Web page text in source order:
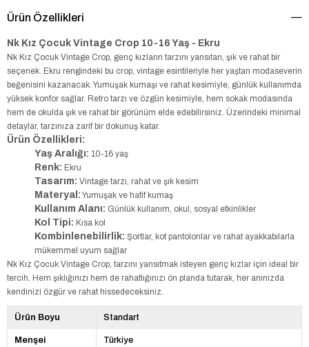
Ürün Özellikleri
Nk Kız Çocuk Vintage Crop 10-16 Yaş - Ekru
Nk Kız Çocuk Vintage Crop, genç kızların tarzını yansıtan, şık ve rahat bir
seçenek. Ekru rengindeki bu crop, vintage esintileriyle her yaştan modaseverin
beğenisini kazanacak. Yumuşak kumaşı ve rahat kesimiyle, günlük kullanımda
yüksek konfor sağlar. Retro tarzı ve özgün kesimiyle, hem sokak modasında
hem de okulda şık ve rahat bir görünüm elde edebilirsiniz. Üzerindeki minimal
detaylar, tarzınıza zarif bir dokunuş katar.
Ürün Özellikleri:
Yaş Aralığı: 10-16 yaş
Renk: Ekru
Tasarım: Vintage tarzı, rahat ve şık kesim
Materyal: Yumuşak ve hafif kumaş
Kullanım Alanı: Günlük kullanım, okul, sosyal etkinlikler
Kol Tipi: Kısa kol
Kombinlenebilirlik: Şortlar, kot pantolonlar ve rahat ayakkabılarla
mükemmel uyum sağlar
Nk Kız Çocuk Vintage Crop, tarzını yansıtmak isteyen genç kızlar için ideal bir
tercih. Hem şıklığınızı hem de rahatlığınızı ön planda tutarak, her anınızda
kendinizi özgür ve rahat hissedeceksiniz.
Ürün Boyu Standart
Menşei Türkiye